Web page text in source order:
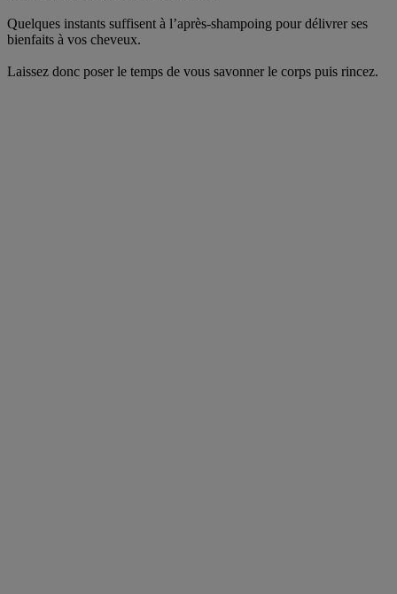
Quelques instants suffisent à l’après-shampoing pour délivrer ses
bienfaits à vos cheveux.
Laissez donc poser le temps de vous savonner le corps puis rincez.